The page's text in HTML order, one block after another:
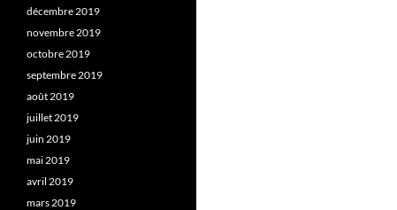
décembre 2019
novembre 2019
octobre 2019
septembre 2019
août 2019
juillet 2019
juin 2019
mai 2019
avril 2019
mars 2019